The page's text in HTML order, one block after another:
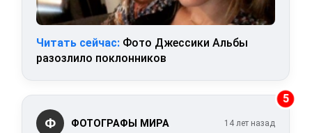
Читать сейчас: Фото Джессики Альбы
разозлило поклонников
5
Ф ФОТОГРАФЫ МИРА 14 лет назад